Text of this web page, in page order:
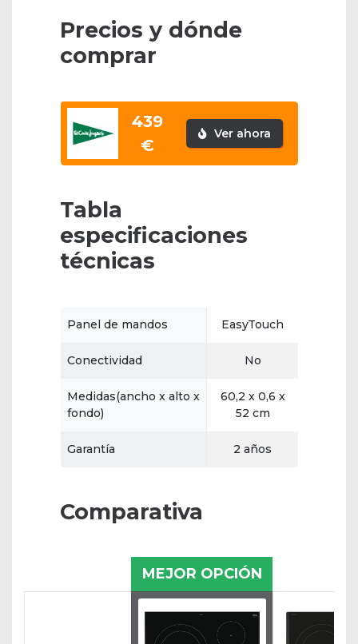
Precios y dónde
comprar
439
€
Ver ahora
Tabla
especificaciones
técnicas
Panel de mandos EasyTouch
Conectividad No
Medidas(ancho x alto x
fondo)
60,2 x 0,6 x
52 cm
Garantía 2 años
Comparativa
MEJOR OPCIÓN